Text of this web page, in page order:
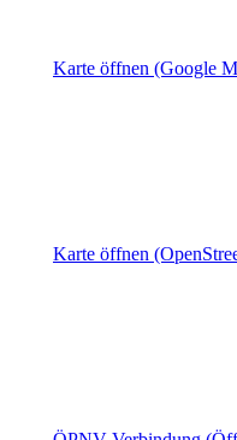
Karte öffnen (Google
Karte öffnen